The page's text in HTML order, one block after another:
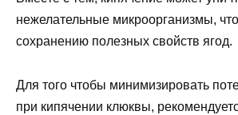
нежелательные микроорганизмы,
сохранению полезных свойств ягод.
Для того чтобы минимизировать
при кипячении клюквы,